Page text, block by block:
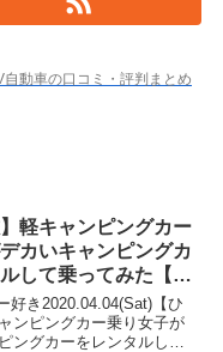
動車の口コミ・評判まとめ
】軽キャンピングカー
カいキャンピングカ
して乗ってみた【車
好き2020.04.04(Sat)【ひ
ンピングカー乗り女子が
ングカーをレンタルして